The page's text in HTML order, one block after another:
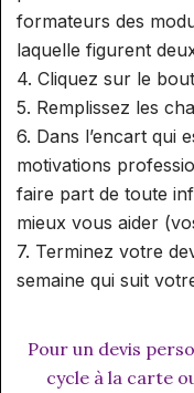
formateurs des
laquelle figurent
4. Cliquez sur le
5. Remplissez les
6. Dans l’encart qui
motivations
faire part de toute
mieux vous aider
7. Terminez votre
semaine qui suit
Pour un devis
cycle à la carte